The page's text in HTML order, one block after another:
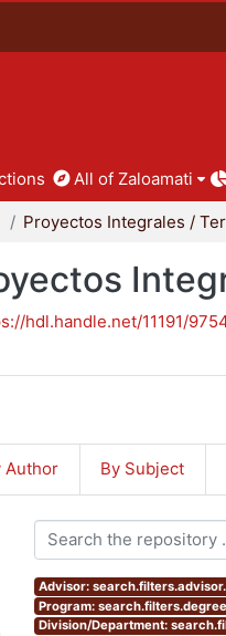
All of Zaloamati
hdl.handle.net/11191/
Author By Subject
Advisor:
Program:
Division/Department: